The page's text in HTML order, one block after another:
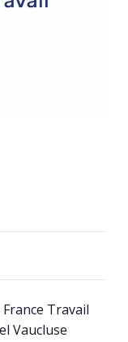
Travail
Vaucluse